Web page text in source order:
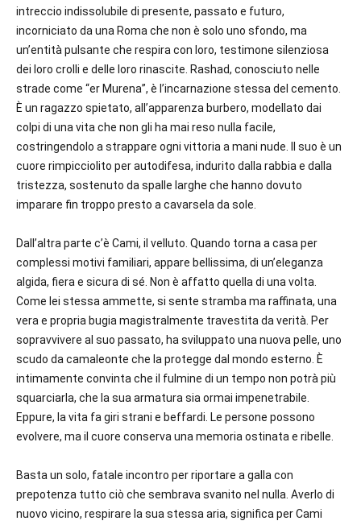
intreccio indissolubile di presente, passato e futuro,
incorniciato da una Roma che non è solo uno sfondo, ma
un’entità pulsante che respira con loro, testimone silenziosa
dei loro crolli e delle loro rinascite. Rashad, conosciuto nelle
strade come “er Murena”, è l’incarnazione stessa del cemento.
È un ragazzo spietato, all’apparenza burbero, modellato dai
colpi di una vita che non gli ha mai reso nulla facile,
costringendolo a strappare ogni vittoria a mani nude. Il suo è un
cuore rimpicciolito per autodifesa, indurito dalla rabbia e dalla
tristezza, sostenuto da spalle larghe che hanno dovuto
imparare fin troppo presto a cavarsela da sole.
Dall’altra parte c’è Cami, il velluto. Quando torna a casa per
complessi motivi familiari, appare bellissima, di un’eleganza
algida, fiera e sicura di sé. Non è affatto quella di una volta.
Come lei stessa ammette, si sente stramba ma raffinata, una
vera e propria bugia magistralmente travestita da verità. Per
sopravvivere al suo passato, ha sviluppato una nuova pelle, uno
scudo da camaleonte che la protegge dal mondo esterno. È
intimamente convinta che il fulmine di un tempo non potrà più
squarciarla, che la sua armatura sia ormai impenetrabile.
Eppure, la vita fa giri strani e beffardi. Le persone possono
evolvere, ma il cuore conserva una memoria ostinata e ribelle.
Basta un solo, fatale incontro per riportare a galla con
prepotenza tutto ciò che sembrava svanito nel nulla. Averlo di
nuovo vicino, respirare la sua stessa aria, significa per Cami